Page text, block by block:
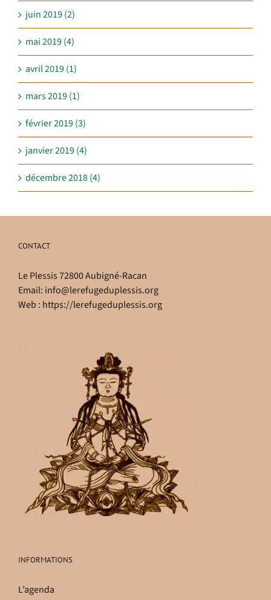
juin 2019 (2)
mai 2019 (4)
avril 2019 (1)
mars 2019 (1)
février 2019 (3)
janvier 2019 (4)
décembre 2018 (4)
CONTACT
Le Plessis 72800 Aubigné-Racan
Email: info@lerefugeduplessis.org
Web : https://lerefugeduplessis.org
INFORMATIONS
L’agenda